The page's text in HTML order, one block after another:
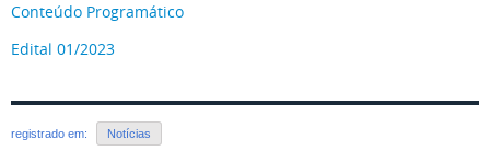
Conteúdo Programático
Edital 01/2023
registrado em: Notícias